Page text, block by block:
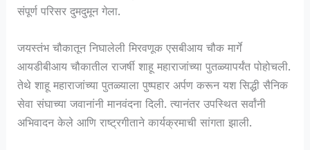
संपूर्ण परिसर दुमदुमून गेला.
जयस्तंभ चौकातून निघालेली मिरवणूक एसबीआय चौक मार्गे
आयडीबीआय चौकातील राजर्षी शाहू महाराजांच्या पुतळ्यापर्यंत पोहोचली.
तेथे शाहू महाराजांच्या पुतळ्याला पुष्पहार अर्पण करून यश सिद्धी सैनिक
सेवा संघाच्या जवानांनी मानवंदना दिली. त्यानंतर उपस्थित सर्वांनी
अभिवादन केले आणि राष्ट्रगीताने कार्यक्रमाची सांगता झाली.